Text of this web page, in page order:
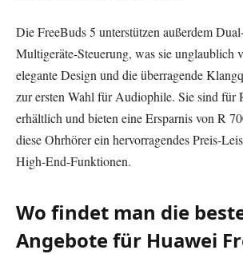
Die FreeBuds 5 unterstützen außerdem
Multigeräte-Steuerung, was sie unglaublich
elegante Design und die überragende
zur ersten Wahl für Audiophile. Sie sind für
erhältlich und bieten eine Ersparnis von R
diese Ohrhörer ein hervorragendes Preis-
High-End-Funktionen.
Wo findet man die
Angebote für Huawei